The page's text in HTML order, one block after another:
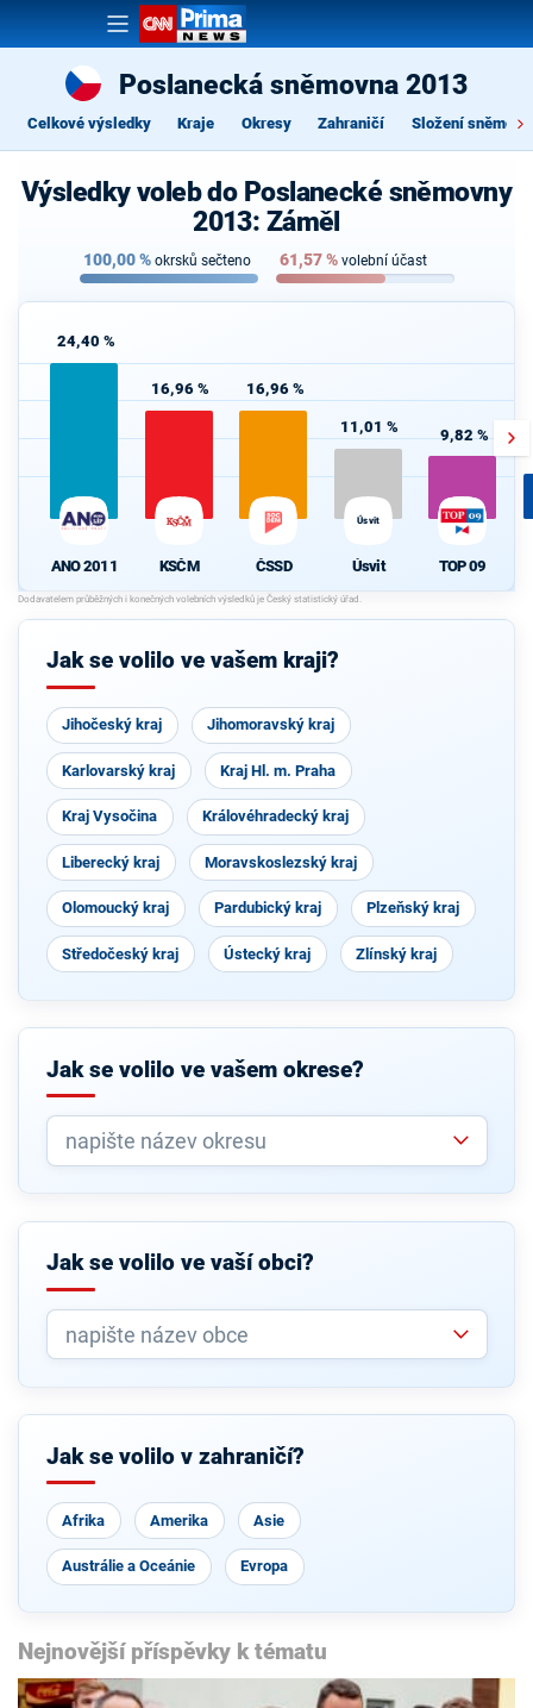
Poslanecká sněmovna 2013
Celkové výsledky Kraje Okresy Zahraničí Složení
Výsledky voleb do Poslanecké sněmovny
2013: Záměl
100,00% okrsků sečteno 61,57% volební účast
24,40 %
ANO 2011
16,96 %
KSČM
16,96 %
ČSSD
11,01 %
Úsvit
Úsvit
9,82 %
TOP 09
Jak se volilo ve vašem kraji?
Jihočeský kraj Jihomoravský kraj
Karlovarský kraj Kraj Hl. m. Praha
Kraj Vysočina Královéhradecký kraj
Liberecký kraj Moravskoslezský kraj
Olomoucký kraj Pardubický kraj Plzeňský kraj
Středočeský kraj Ústecký kraj Zlínský kraj
Jak se volilo ve vašem okrese?
Jak se volilo ve vaší obci?
Jak se volilo v zahraničí?
Afrika Amerika Asie
Austrálie a Oceánie Evropa
Nejnovější příspěvky k tématu